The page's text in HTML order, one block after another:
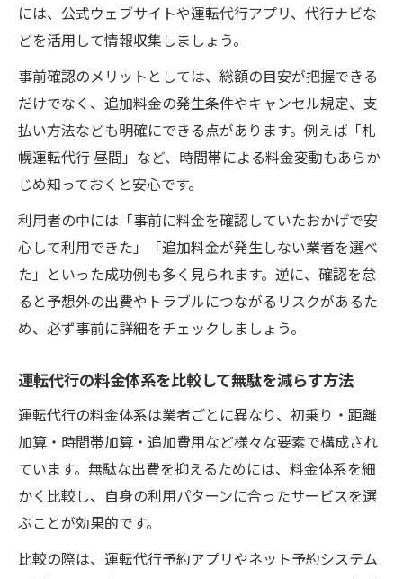
には、公式ウェブサイトや運転代行アプリ、代行ナビな
どを活用して情報収集しましょう。
事前確認のメリットとしては、総額の目安が把握できる
だけでなく、追加料金の発生条件やキャンセル規定、支
払い方法なども明確にできる点があります。例えば「札
幌運転代行 昼間」など、時間帯による料金変動もあらか
じめ知っておくと安心です。
利用者の中には「事前に料金を確認していたおかげで安
心して利用できた」「追加料金が発生しない業者を選べ
た」といった成功例も多く見られます。逆に、確認を怠
ると予想外の出費やトラブルにつながるリスクがあるた
め、必ず事前に詳細をチェックしましょう。
運転代行の料金体系を比較して無駄を減らす方法
運転代行の料金体系は業者ごとに異なり、初乗り・距離
加算・時間帯加算・追加費用など様々な要素で構成され
ています。無駄な出費を抑えるためには、料金体系を細
かく比較し、自身の利用パターンに合ったサービスを選
ぶことが効果的です。
比較の際は、運転代行予約アプリやネット予約システム